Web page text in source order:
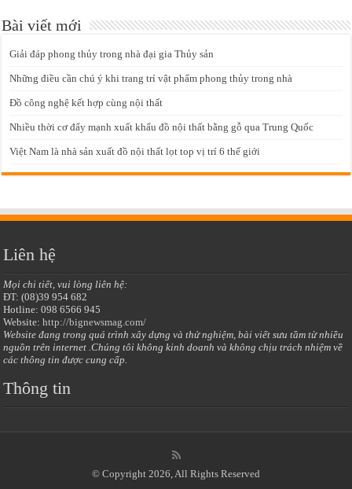
Bài viết mới
Giải đáp phong thủy trong nhà đại gia Thủy sản
Những điều cần chú ý khi trang trí vật phẩm phong thủy trong nhà
Đồ công nghệ kết hợp cùng nội thất
Nhiều thời cơ đẩy mạnh xuất khẩu đồ nội thất bằng gỗ qua Trung Quốc
Việt Nam là nhà sản xuất đồ nội thất lọt top vị trí 6 thế giới
Liên hệ
Mọi chi tiết, vui lòng liên hệ:
ĐT: (08)39 954 682
Hotline: 098 6566 945
Website:http://bignewsmag.com/
Website đang trong quá trình xây dựng và thử nghiệm, bài viết sưu tầm từ nhiều
nguồn trên internet .Chúng tôi không kinh doanh và không chịu trách nhiệm về
các thông tin được cung cấp.
Thông tin
© Copyright 2026, All Rights Reserved